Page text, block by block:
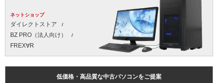
ネットショップ
ダイレクトストア
BZ PRO（法人向け）
FREX∀R
低価格・高品質な中古パソコンをご提案